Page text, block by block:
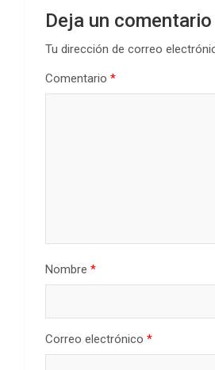
Deja un comentario
Tu dirección de correo
Comentario *
Nombre *
Correo electrónico *